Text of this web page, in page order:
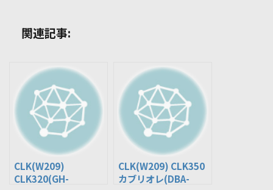
関連記事:
CLK(W209)
CLK320(GH-
CLK(W209) CLK350
カブリオレ(DBA-